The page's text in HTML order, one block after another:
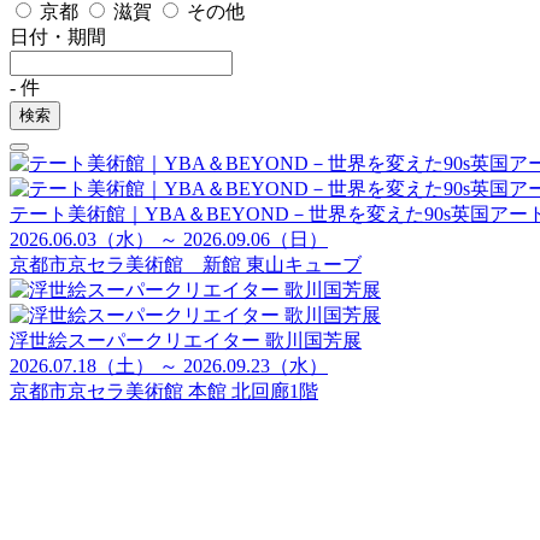
京都 滋賀
その他
日付・期間
- 件
検索
テート美術館｜YBA＆BEYOND－世界を変えた90s英国アー
2026.06.03（水） ～ 2026.09.06（日）
京都市京セラ美術館 新館 東山キューブ
浮世絵スーパークリエイター 歌川国芳展
2026.07.18（土） ～ 2026.09.23（水）
京都市京セラ美術館 本館 北回廊1階